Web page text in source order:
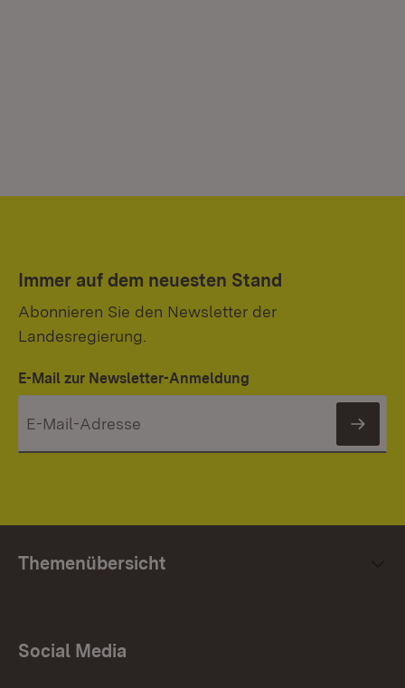
Immer auf dem neuesten Stand
Abonnieren Sie den Newsletter der
Landesregierung.
E-Mail zur Newsletter-Anmeldung
Themenübersicht
Social Media